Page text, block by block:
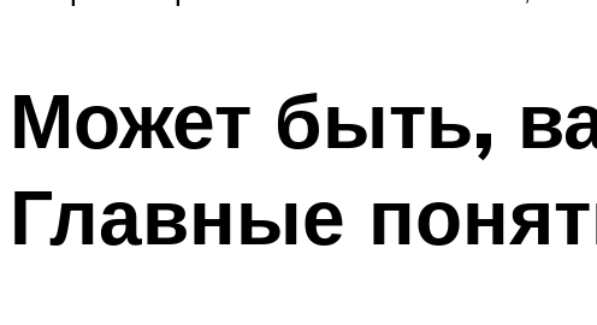
Может быть,
Главные